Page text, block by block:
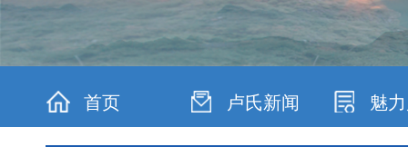
首页 卢氏新闻 魅